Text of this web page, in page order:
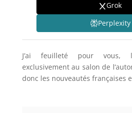
Grok
Perplexity
J’ai feuilleté pour vous,
exclusivement au salon de
donc les nouveautés françaises